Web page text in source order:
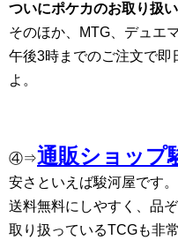
ついにポケカのお取り扱
そのほか、MTG、デュエ
午後3時までのご注文で即
よ。
④⇒通販ショップ
安さといえば駿河屋です。
送料無料にしやすく、品
取り扱っているTCGも非